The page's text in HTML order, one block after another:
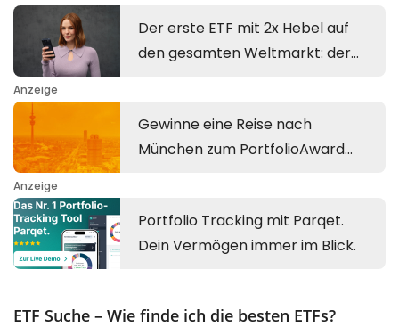
ETF Suche – Wie finde ich die besten ETFs?